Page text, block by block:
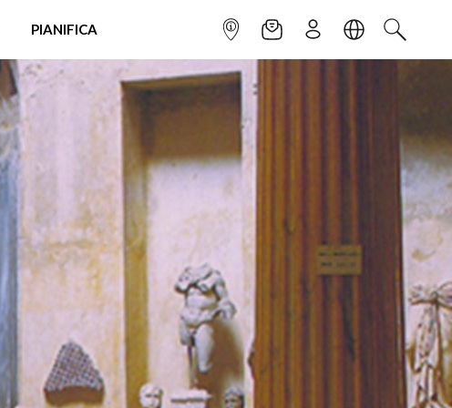
PIANIFICA INFOPOINTNEWSLETTER
ISCRIVITILINGUACERCA